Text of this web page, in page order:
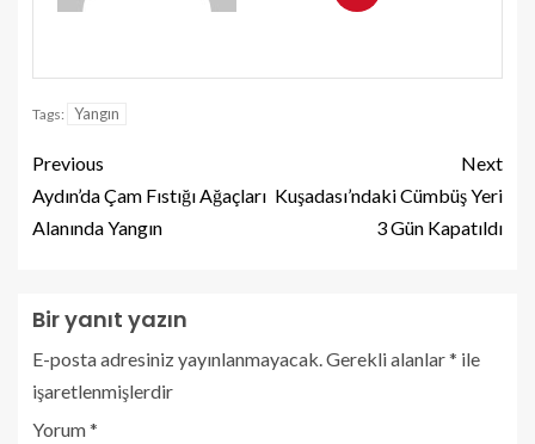
Tags: Yangın
Previous
Aydın’da Çam Fıstığı Ağaçları
Alanında Yangın
Next
Kuşadası’ndaki Cümbüş Yeri
3 Gün Kapatıldı
Bir yanıt yazın
E-posta adresiniz yayınlanmayacak. Gerekli alanlar* ile
işaretlenmişlerdir
Yorum*